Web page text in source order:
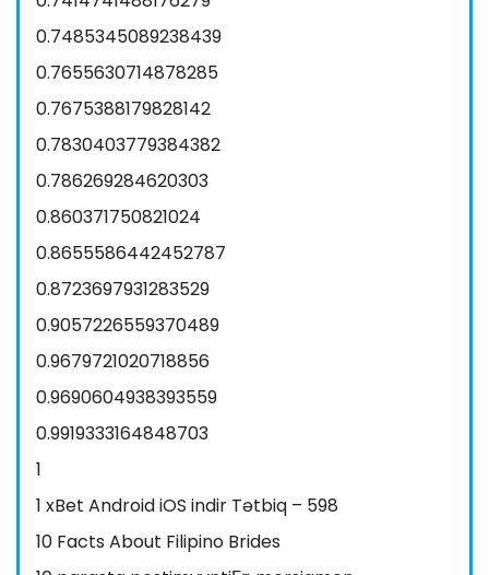
0.7485345089238439
0.7655630714878285
0.7675388179828142
0.7830403779384382
0.786269284620303
0.860371750821024
0.8655586442452787
0.8723697931283529
0.9057226559370489
0.9679721020718856
0.9690604938393559
0.9919333164848703
1
1 xBet Android iOS indir Tətbiq – 598
10 Facts About Filipino Brides